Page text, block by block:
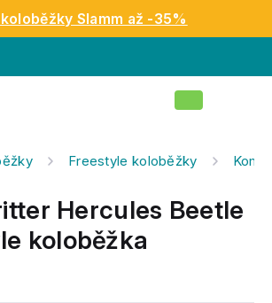
Slamm až -35%
Nákupní
Freestyle koloběžky
Hercules Beetle
koloběžka